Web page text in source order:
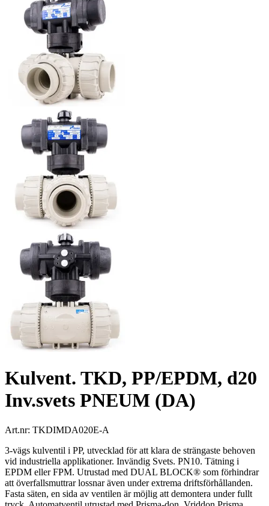
Kulvent. TKD, PP/EPDM, d20
Inv.svets PNEUM (DA)
Art.nr: TKDIMDA020E-A
3-vägs kulventil i PP, utvecklad för att klara de strängaste behoven
vid industriella applikationer. Invändig Svets. PN10. Tätning i
EPDM eller FPM. Utrustad med DUAL BLOCK® som förhindrar
att överfallsmuttrar lossnar även under extrema driftsförhållanden.
Fasta säten, en sida av ventilen är möjlig att demontera under fullt